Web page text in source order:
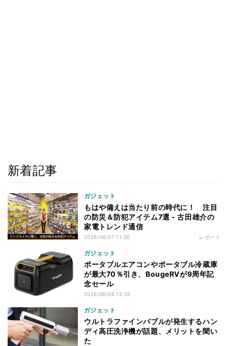
新着記事
ガジェット
もはや備えは当たり前の時代に！ 注目
の防災＆防犯アイテム7選 - 古田雄介の
家電トレンド通信
2026/08/07 11:00 レポート
ガジェット
ポータブルエアコンやポータブル冷蔵庫
が最大70％引き、BougeRVが9周年記
念セール
2026/08/06 12:05
ガジェット
ウルトラファインバブルが発生するハン
ディ高圧洗浄機が話題、メリットを聞い
た